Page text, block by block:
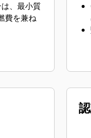
、最小質
費を兼ね